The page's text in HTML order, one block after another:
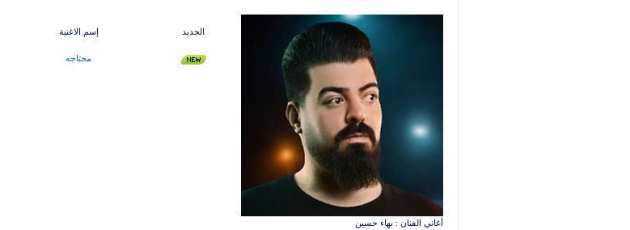
أغاني الفنان : بهاء حسين
الجديد إسم الاغنية
محتاجه